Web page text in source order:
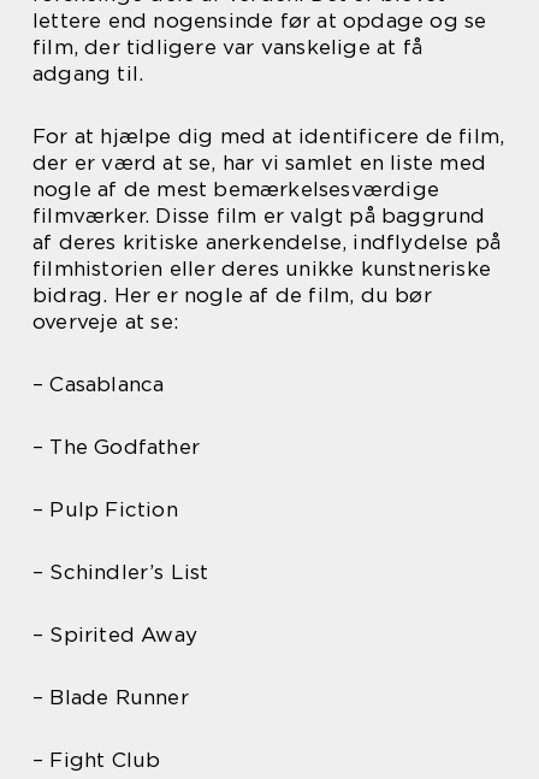
lettere end nogensinde før at opdage og se
film, der tidligere var vanskelige at få
adgang til.
For at hjælpe dig med at identificere de film,
der er værd at se, har vi samlet en liste med
nogle af de mest bemærkelsesværdige
filmværker. Disse film er valgt på baggrund
af deres kritiske anerkendelse, indflydelse på
filmhistorien eller deres unikke kunstneriske
bidrag. Her er nogle af de film, du bør
overveje at se:
– Casablanca
– The Godfather
– Pulp Fiction
– Schindler’s List
– Spirited Away
– Blade Runner
– Fight Club